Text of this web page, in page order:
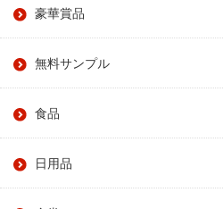
豪華賞品
無料サンプル
食品
日用品